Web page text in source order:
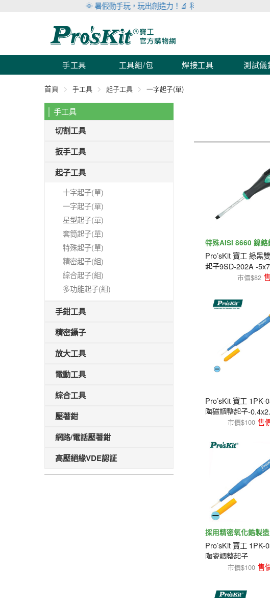
🌞 暑假動手玩，玩出創造力！🔬 科學玩具滿999折100 🛠
手工具 工具組/包 焊接工具 測試儀
首頁 手工具 起子工具 一字起子(單)
特殊AISI 8660 鎳鉻
精製
Pro’sKit 寶工 綠黑
起子9SD-202A -
市價$82
Pro’sKit 寶工 1PK-
陶磁調整起子-
市價$100
採用精密氧化鋯製造
Pro’sKit 寶工 1PK-
陶瓷調整起子
市價$100
│ 手工具
切割工具
扳手工具
起子工具
十字起子(單)
一字起子(單)
星型起子(單)
套筒起子(單)
特殊起子(單)
精密起子(組)
綜合起子(組)
多功能起子(組)
手鉗工具
精密鑷子
放大工具
電動工具
綜合工具
壓著鉗
網路/電話壓著鉗
高壓絕緣VDE認証